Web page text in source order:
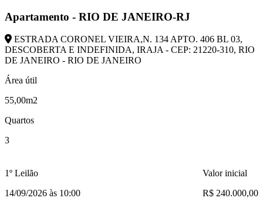
Apartamento - RIO DE JANEIRO-RJ
ESTRADA CORONEL VIEIRA,N. 134 APTO. 406 BL 03,
DESCOBERTA E INDEFINIDA, IRAJA - CEP: 21220-310, RIO
DE JANEIRO - RIO DE JANEIRO
Área útil
55,00m2
Quartos
3
1º Leilão
14/09/2026 às 10:00
Valor inicial
R$ 240.000,00